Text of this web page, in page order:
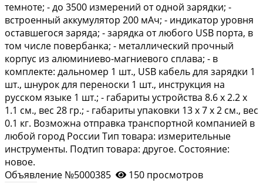
темноте; - до 3500 измерений от одной зарядки; -
встроенный аккумулятор 200 мАч; - индикатор уровня
оставшегося заряда; - зарядка от любого USВ порта, в
том числе повербанка; - металлический прочный
корпус из алюминиево-магниевого сплава; - в
комплекте: дальномер 1 шт., USВ кабель для зарядки 1
шт., шнурок для переноски 1 шт., инструкция на
русском языке 1 шт.; - габариты устройства 8.6 х 2.2 х
1.1 см., вес 28 гр.; - габариты упаковки 13 х 7 х 2 см., вес
0.1 кг. Возможна отправка транспортной компанией в
любой город России Тип товара: измерительные
инструменты. Подтип товара: другое. Состояние:
новое.
Объявление №5000385
150 просмотров